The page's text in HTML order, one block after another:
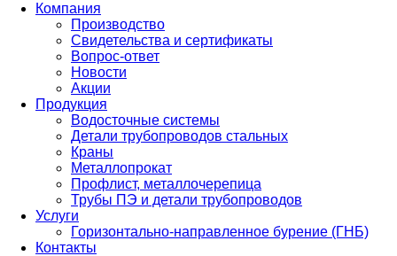
Компания
Производство
Свидетельства и сертификаты
Вопрос-ответ
Новости
Акции
Продукция
Водосточные системы
Детали трубопроводов стальных
Краны
Металлопрокат
Профлист, металлочерепица
Трубы ПЭ и детали трубопроводов
Услуги
Горизонтально-направленное бурение (ГНБ)
Контакты